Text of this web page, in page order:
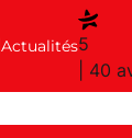
Actualités5
| 40